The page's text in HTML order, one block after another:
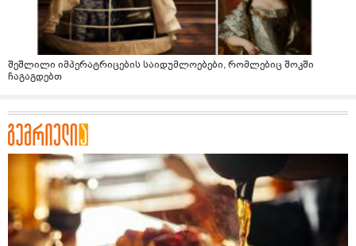
შეშლილი იმპერატრიცების საიდუმლოებები, რომლებიც შოკში
ჩაგაგდებთ